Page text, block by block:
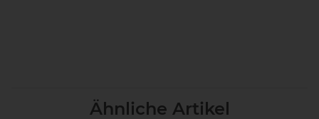
Ähnliche Artikel